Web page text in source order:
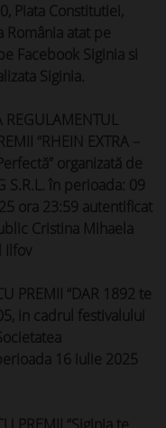
Piata Constitutiei,
România atat pe
Facebook Siginia si
Siginia.
REGULAMENTUL
“RHEIN EXTRA –
organizată de
S.R.L. în perioada: 09
ora 23:59 autentificat
Cristina Mihaela
Ilfov
PREMII “DAR 1892 te
in cadrul festivalului
16 iulie 2025